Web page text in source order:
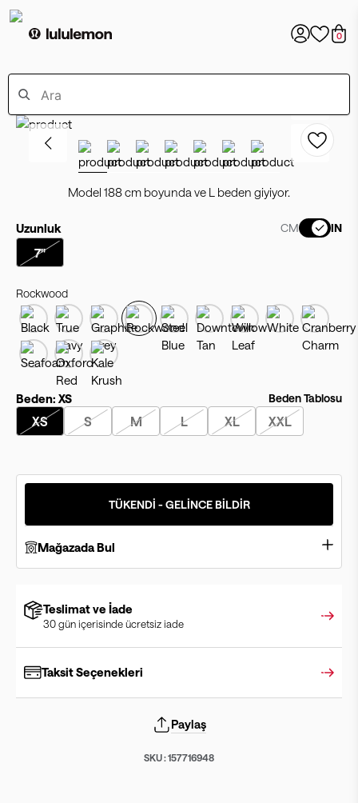
0
Model 188 cm boyunda ve L beden giyiyor.
Uzunluk CM IN
7"
Rockwood
Beden: XS Beden Tablosu
XS S M L XL XXL
TÜKENDİ - GELİNCE BİLDİR
Mağazada Bul
Teslimat ve İade
30 gün içerisinde ücretsiz iade
Taksit Seçenekleri
Paylaş
SKU :157716948